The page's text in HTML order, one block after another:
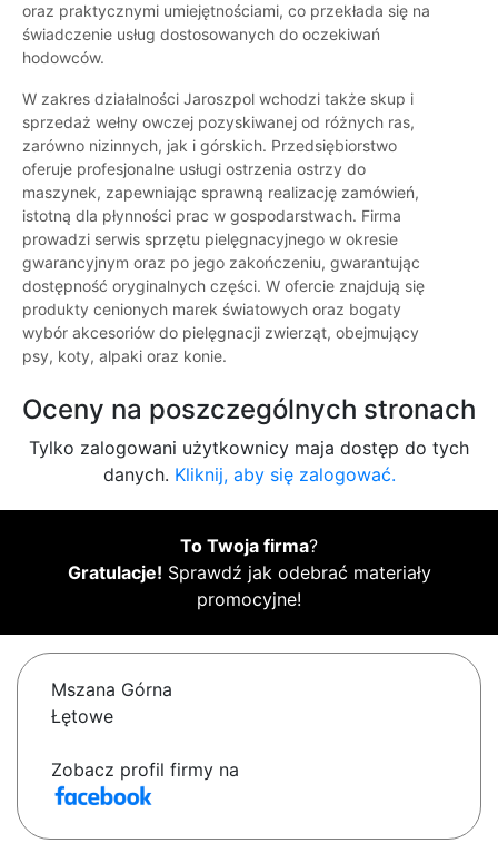
oraz praktycznymi umiejętnościami, co przekłada się na
świadczenie usług dostosowanych do oczekiwań
hodowców.
W zakres działalności Jaroszpol wchodzi także skup i
sprzedaż wełny owczej pozyskiwanej od różnych ras,
zarówno nizinnych, jak i górskich. Przedsiębiorstwo
oferuje profesjonalne usługi ostrzenia ostrzy do
maszynek, zapewniając sprawną realizację zamówień,
istotną dla płynności prac w gospodarstwach. Firma
prowadzi serwis sprzętu pielęgnacyjnego w okresie
gwarancyjnym oraz po jego zakończeniu, gwarantując
dostępność oryginalnych części. W ofercie znajdują się
produkty cenionych marek światowych oraz bogaty
wybór akcesoriów do pielęgnacji zwierząt, obejmujący
psy, koty, alpaki oraz konie.
Oceny na poszczególnych stronach
Tylko zalogowani użytkownicy maja dostęp do tych
danych. Kliknij, aby się zalogować.
To Twoja firma?
Gratulacje! Sprawdź jak odebrać materiały
promocyjne!
Mszana Górna
Łętowe
Zobacz profil firmy na